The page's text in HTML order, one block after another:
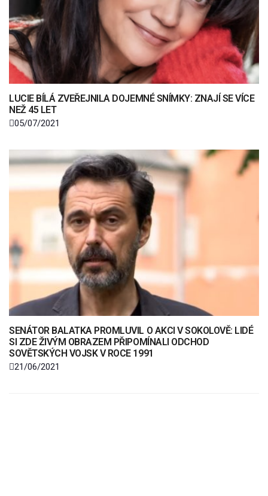
LUCIE BÍLÁ ZVEŘEJNILA DOJEMNÉ SNÍMKY: ZNAJÍ SE VÍCE
NEŽ 45 LET
05/07/2021
SENÁTOR BALATKA PROMLUVIL O AKCI V SOKOLOVĚ: LIDÉ
SI ZDE ŽIVÝM OBRAZEM PŘIPOMÍNALI ODCHOD
SOVĚTSKÝCH VOJSK V ROCE 1991
21/06/2021